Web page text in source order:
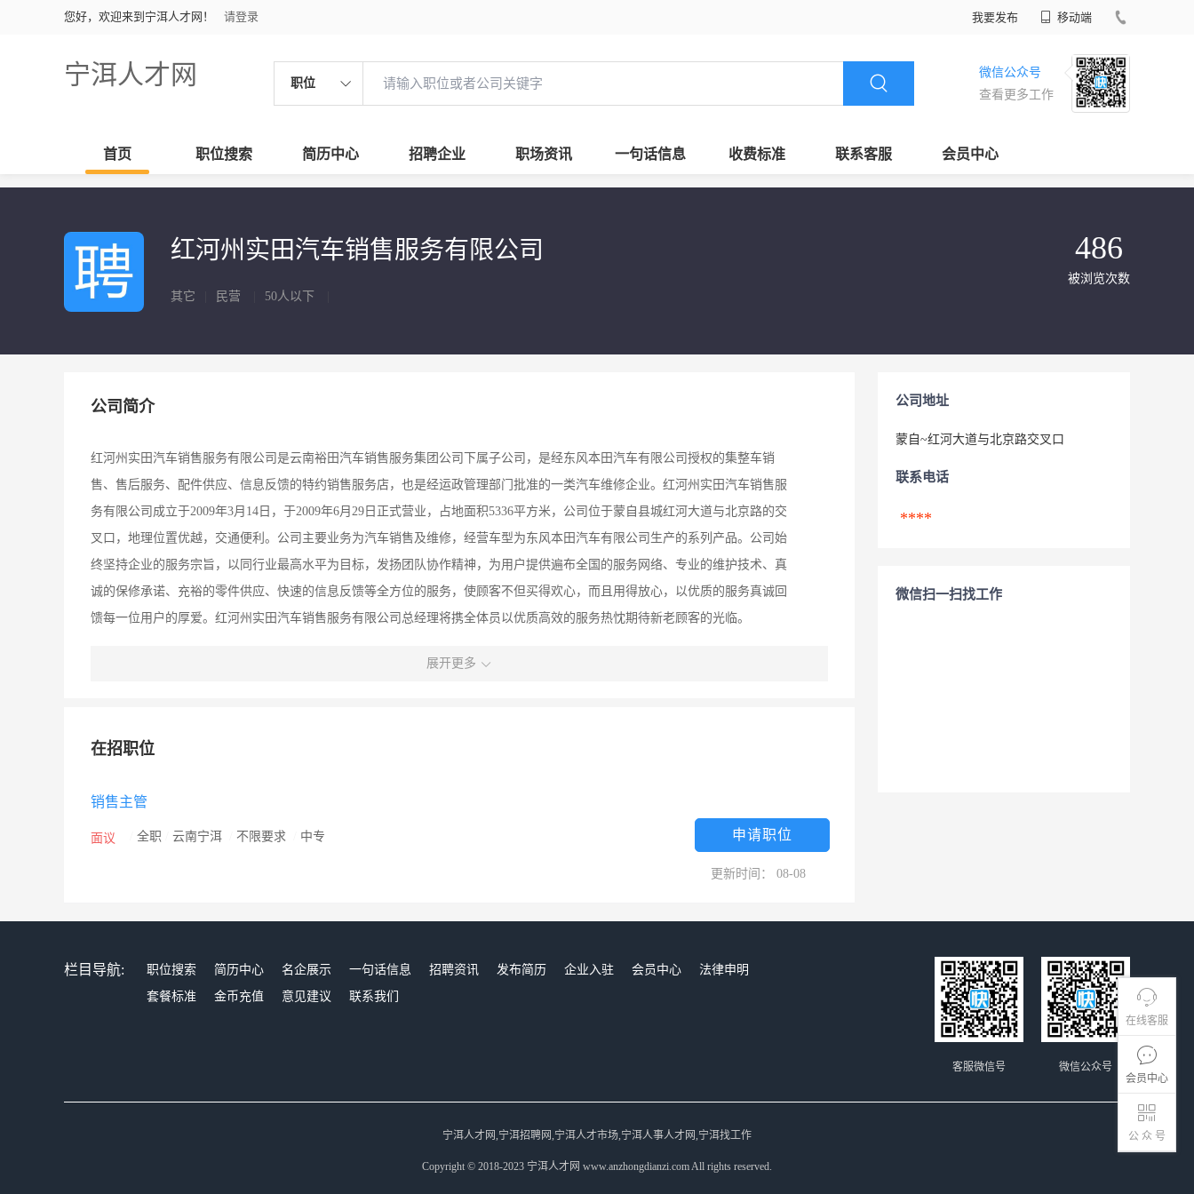
您好，欢迎来到宁洱人才网！ 请登录 我要发布 移动端
宁洱人才网 职位
微信公众号
查看更多工作
首页 职位搜索 简历中心 招聘企业 职场资讯 一句话信息 收费标准 联系客服 会员中心
在线客服
会员中心
公 众 号
红河州实田汽车销售服务有限公司
其它 民营 50人以下
486
被浏览次数
公司简介
红河州实田汽车销售服务有限公司是云南裕田汽车销售服务集团公司下属子公司，是经东风本田汽车有限公司授权的集整车销
售、售后服务、配件供应、信息反馈的特约销售服务店，也是经运政管理部门批准的一类汽车维修企业。红河州实田汽车销售服
务有限公司成立于2009年3月14日，于2009年6月29日正式营业，占地面积5336平方米，公司位于蒙自县城红河大道与北京路的交
叉口，地理位置优越，交通便利。公司主要业务为汽车销售及维修，经营车型为东风本田汽车有限公司生产的系列产品。公司始
终坚持企业的服务宗旨，以同行业最高水平为目标，发扬团队协作精神，为用户提供遍布全国的服务网络、专业的维护技术、真
诚的保修承诺、充裕的零件供应、快速的信息反馈等全方位的服务，使顾客不但买得欢心，而且用得放心，以优质的服务真诚回
馈每一位用户的厚爱。红河州实田汽车销售服务有限公司总经理将携全体员以优质高效的服务热忱期待新老顾客的光临。
展开更多
在招职位
销售主管
面议 全职 云南宁洱 不限要求 中专 申请职位
更新时间： 08-08
公司地址
蒙自~红河大道与北京路交叉口
联系电话
****
微信扫一扫找工作
栏目导航: 职位搜索 简历中心 名企展示 一句话信息 招聘资讯 发布简历 企业入驻 会员中心
法律申明
套餐标准
金币充值 意见建议 联系我们
微信公众号
客服微信号
宁洱人才网,宁洱招聘网,宁洱人才市场,宁洱人事人才网,宁洱找工作
Copyright © 2018-2023 宁洱人才网 www.anzhongdianzi.com All rights reserved.